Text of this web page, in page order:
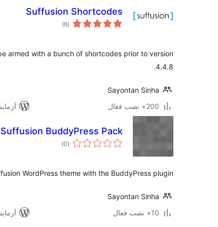
Suffusion Shortcodes
(6 مجموع
امتیازها
)
armed with a bunch of shortcodes prior to version
4.4.8.
Sayontan Sinha
200+ نصب فعال
Suffusion BuddyPress Pack
(0 مجموع
امتیازها
)
WordPress theme with the BuddyPress plugin.
Sayontan Sinha
10+ نصب فعال